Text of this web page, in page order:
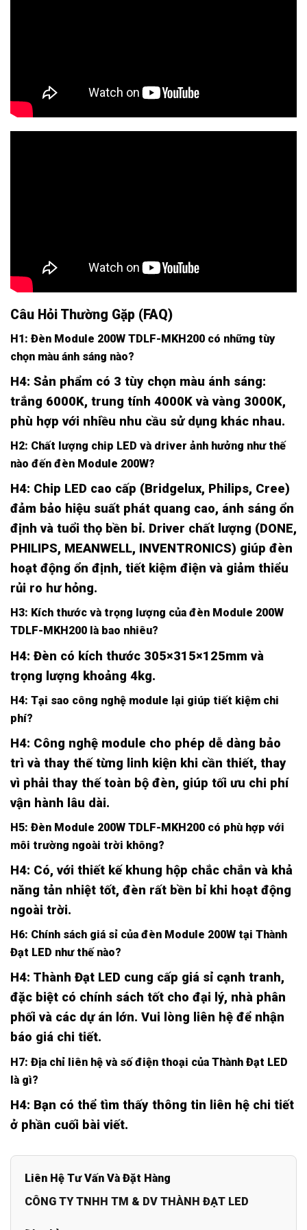
Câu Hỏi Thường Gặp (FAQ)
H1: Đèn Module 200W TDLF-MKH200 có những tùy
chọn màu ánh sáng nào?
H4: Sản phẩm có 3 tùy chọn màu ánh sáng:
trắng 6000K, trung tính 4000K và vàng 3000K,
phù hợp với nhiều nhu cầu sử dụng khác nhau.
H2: Chất lượng chip LED và driver ảnh hưởng như thế
nào đến đèn Module 200W?
H4: Chip LED cao cấp (Bridgelux, Philips, Cree)
đảm bảo hiệu suất phát quang cao, ánh sáng ổn
định và tuổi thọ bền bỉ. Driver chất lượng (DONE,
PHILIPS, MEANWELL, INVENTRONICS) giúp đèn
hoạt động ổn định, tiết kiệm điện và giảm thiểu
rủi ro hư hỏng.
H3: Kích thước và trọng lượng của đèn Module 200W
TDLF-MKH200 là bao nhiêu?
H4: Đèn có kích thước 305×315×125mm và
trọng lượng khoảng 4kg.
H4: Tại sao công nghệ module lại giúp tiết kiệm chi
phí?
H4: Công nghệ module cho phép dễ dàng bảo
trì và thay thế từng linh kiện khi cần thiết, thay
vì phải thay thế toàn bộ đèn, giúp tối ưu chi phí
vận hành lâu dài.
H5: Đèn Module 200W TDLF-MKH200 có phù hợp với
môi trường ngoài trời không?
H4: Có, với thiết kế khung hộp chắc chắn và khả
năng tản nhiệt tốt, đèn rất bền bỉ khi hoạt động
ngoài trời.
H6: Chính sách giá sỉ của đèn Module 200W tại Thành
Đạt LED như thế nào?
H4: Thành Đạt LED cung cấp giá sỉ cạnh tranh,
đặc biệt có chính sách tốt cho đại lý, nhà phân
phối và các dự án lớn. Vui lòng liên hệ để nhận
báo giá chi tiết.
H7: Địa chỉ liên hệ và số điện thoại của Thành Đạt LED
là gì?
H4: Bạn có thể tìm thấy thông tin liên hệ chi tiết
ở phần cuối bài viết.
Liên Hệ Tư Vấn Và Đặt Hàng
CÔNG TY TNHH TM & DV THÀNH ĐẠT LED